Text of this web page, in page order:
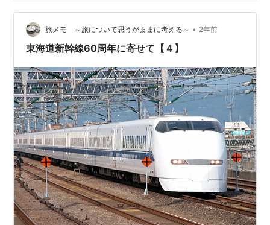
旅メモ ～旅について思うがままに考える～ • 2年前
東海道新幹線60周年に寄せて【４】